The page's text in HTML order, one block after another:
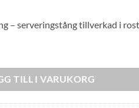
– serveringstång tillverkad i
TILL I VARUKORG